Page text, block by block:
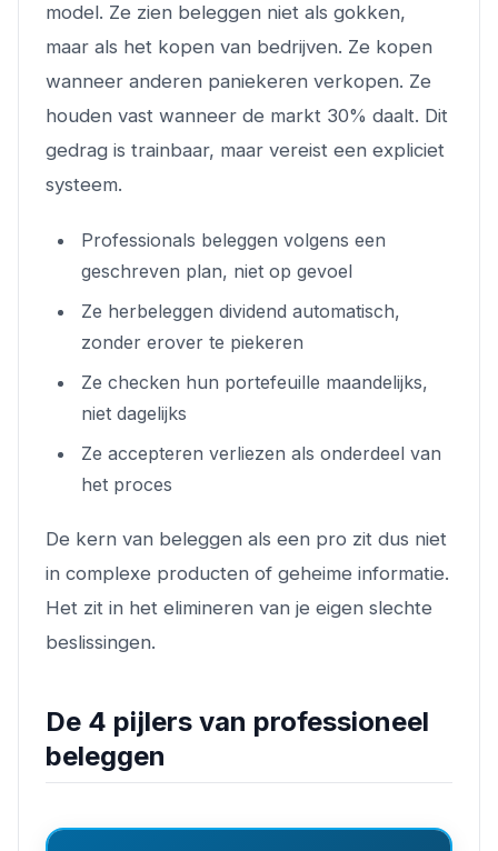
model. Ze zien beleggen niet als gokken,
maar als het kopen van bedrijven. Ze kopen
wanneer anderen paniekeren verkopen. Ze
houden vast wanneer de markt 30% daalt. Dit
gedrag is trainbaar, maar vereist een expliciet
systeem.
Professionals beleggen volgens een
geschreven plan, niet op gevoel
Ze herbeleggen dividend automatisch,
zonder erover te piekeren
Ze checken hun portefeuille maandelijks,
niet dagelijks
Ze accepteren verliezen als onderdeel van
het proces
De kern van beleggen als een pro zit dus niet
in complexe producten of geheime informatie.
Het zit in het elimineren van je eigen slechte
beslissingen.
De 4 pijlers van professioneel
beleggen